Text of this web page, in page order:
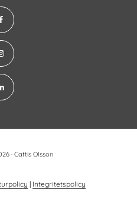
· Cattis Olsson
| Integritetspolicy